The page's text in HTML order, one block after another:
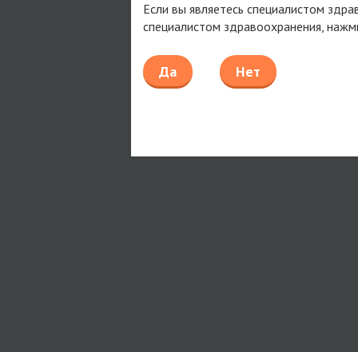
Если вы являетесь специалистом
специалистом здравоохранения,
Да Нет